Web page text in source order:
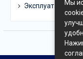
ЭксплуатацияМы